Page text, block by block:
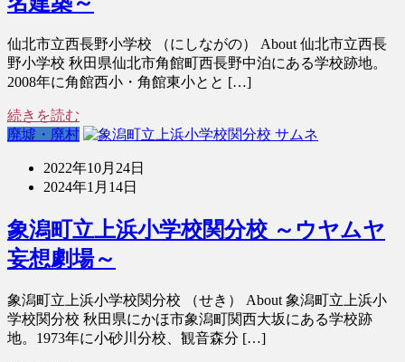
仙北市立西長野小学校 （にしながの） About 仙北市立西長
野小学校 秋田県仙北市角館町西長野中泊にある学校跡地。
2008年に角館西小・角館東小とと […]
続きを読む
廃墟・廃村
2022年10月24日
2024年1月14日
象潟町立上浜小学校関分校 ～ウヤムヤ
妄想劇場～
象潟町立上浜小学校関分校 （せき） About 象潟町立上浜小
学校関分校 秋田県にかほ市象潟町関西大坂にある学校跡
地。1973年に小砂川分校、観音森分 […]